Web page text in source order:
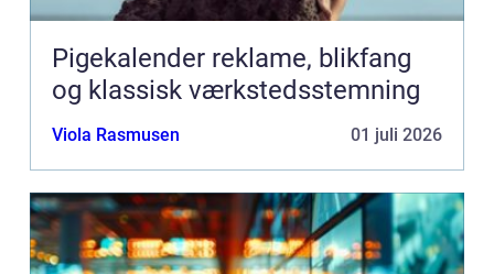
Pigekalender reklame, blikfang
og klassisk værkstedsstemning
Viola Rasmusen 01 juli 2026